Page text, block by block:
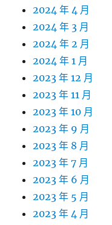
2024 年 4 月
2024 年 3 月
2024 年 2 月
2024 年 1 月
2023 年 12 月
2023 年 11 月
2023 年 10 月
2023 年 9 月
2023 年 8 月
2023 年 7 月
2023 年 6 月
2023 年 5 月
2023 年 4 月